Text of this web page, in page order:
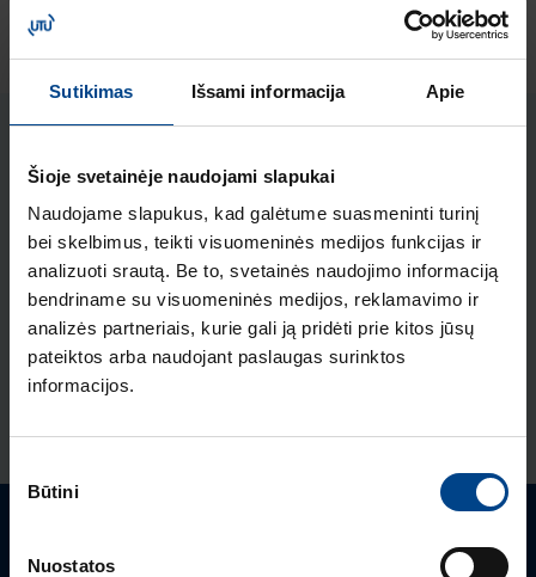
Sutikimas Išsami informacija Apie
Šioje svetainėje naudojami slapukai
Naudojame slapukus, kad galėtume suasmeninti turinį
bei skelbimus, teikti visuomeninės medijos funkcijas ir
analizuoti srautą. Be to, svetainės naudojimo informaciją
bendriname su visuomeninės medijos, reklamavimo ir
analizės partneriais, kurie gali ją pridėti prie kitos jūsų
pateiktos arba naudojant paslaugas surinktos
informacijos.
pasirinkimas
Būtini
Nuostatos
Komunikacijos modulis Modbus RTU
h3+ Energy
Produkto kodas: HTC310H
Komunikacijos modulis Modbus
RTU, 2 In-/2 Out, h3+ Energy